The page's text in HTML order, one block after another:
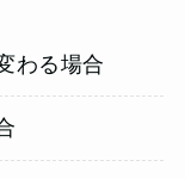
わる場合